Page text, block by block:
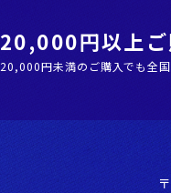
20,000円以上ご
20,000円未満のご購入でも全